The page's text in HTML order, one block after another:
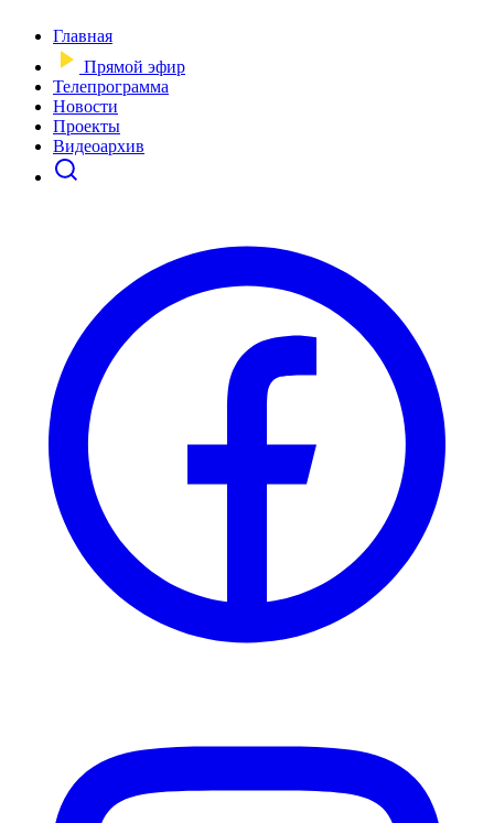
Главная
Прямой эфир
Телепрограмма
Новости
Проекты
Видеоархив